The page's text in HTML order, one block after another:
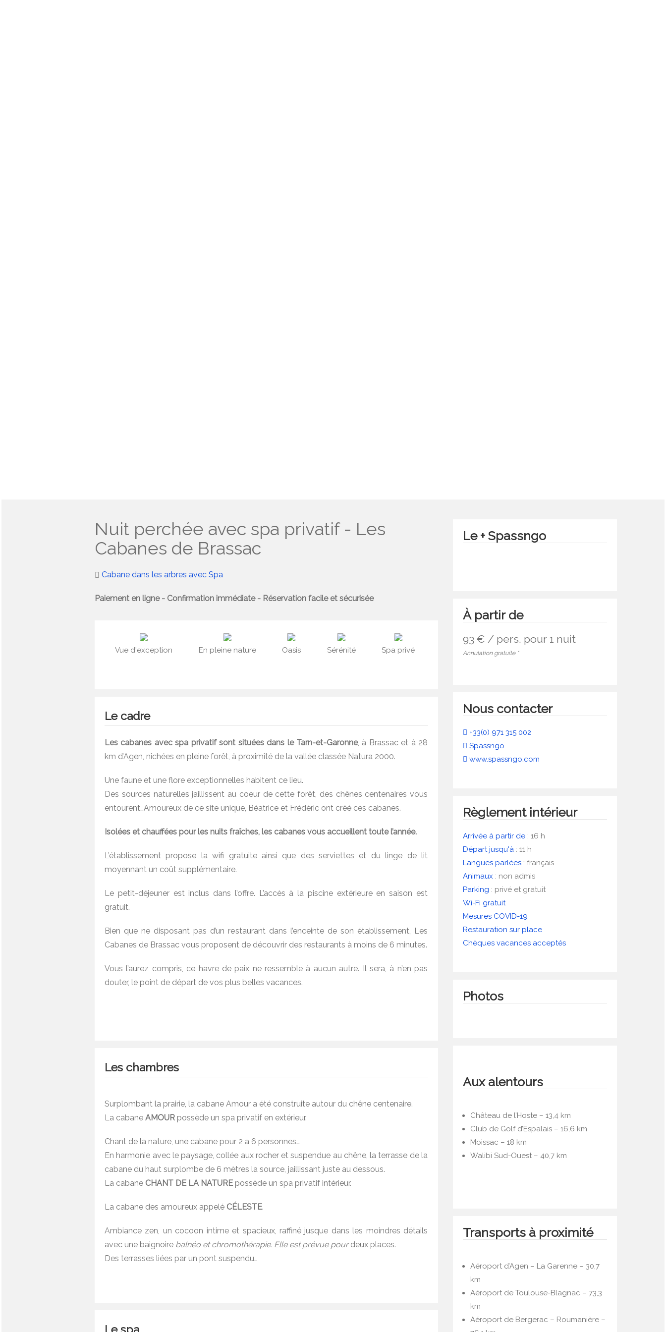
Nuit perchée avec spa privatif - Les
Cabanes de Brassac
Cabane dans les arbres avec Spa
Paiement en ligne - Confirmation immédiate - Réservation facile et sécurisée
Vue d'exception En pleine nature Oasis Sérénité Spa privé
Le cadre
Les cabanes avec spa privatif sont situées dans le Tarn-et-Garonne, à Brassac et à 28
km d’Agen, nichées en pleine forêt, à proximité de la vallée classée Natura 2000.
Une faune et une flore exceptionnelles habitent ce lieu.
Des sources naturelles jaillissent au coeur de cette forêt, des chênes centenaires vous
entourent…Amoureux de ce site unique, Béatrice et Frédéric ont créé ces cabanes.
Isolées et chauffées pour les nuits fraîches, les cabanes vous accueillent toute l’année.
L’établissement propose la wifi gratuite ainsi que des serviettes et du linge de lit
moyennant un coût supplémentaire.
Le petit-déjeuner est inclus dans l’offre. L’accès à la piscine extérieure en saison est
gratuit.
Bien que ne disposant pas d’un restaurant dans l’enceinte de son établissement, Les
Cabanes de Brassac vous proposent de découvrir des restaurants à moins de 6 minutes.
Vous l’aurez compris, ce havre de paix ne ressemble à aucun autre. Il sera, à n’en pas
douter, le point de départ de vos plus belles vacances.
Les chambres
Surplombant la prairie, la cabane Amour a été construite autour du chêne centenaire.
La cabane AMOUR possède un spa privatif en extérieur.
Chant de la nature, une cabane pour 2 a 6 personnes…
En harmonie avec le paysage, collée aux rocher et suspendue au chêne, la terrasse de la
cabane du haut surplombe de 6 mètres la source, jaillissant juste au dessous.
La cabane CHANT DE LA NATURE possède un spa privatif intérieur.
La cabane des amoureux appelé CÉLESTE.
Ambiance zen, un cocoon intime et spacieux, raffiné jusque dans les moindres détails
avec une baignoire balnéo et chromothérapie. Elle est prévue pourdeux places.
Des terrasses liées par un pont suspendu…
Le spa
Le + Spassngo
À partir de
93 € / pers. pour 1 nuit
Annulation gratuite *
Nous contacter
+33(0) 971 315 002
Spassngo
www.spassngo.com
Règlement intérieur
Arrivée à partir de : 16 h
Départ jusqu'à : 11 h
Langues parlées : français
Animaux : non admis
Parking : privé et gratuit
Wi-Fi gratuit
Mesures COVID-19
Restauration sur place
Chèques vacances acceptés
Photos
Aux alentours
Château de l’Hoste – 13,4 km
Club de Golf d’Espalais – 16,6 km
Moissac – 18 km
Walibi Sud-Ouest – 40,7 km
Transports à proximité
Aéroport d’Agen – La Garenne – 30,7
km
Aéroport de Toulouse-Blagnac – 73,3
km
Aéroport de Bergerac – Roumanière –